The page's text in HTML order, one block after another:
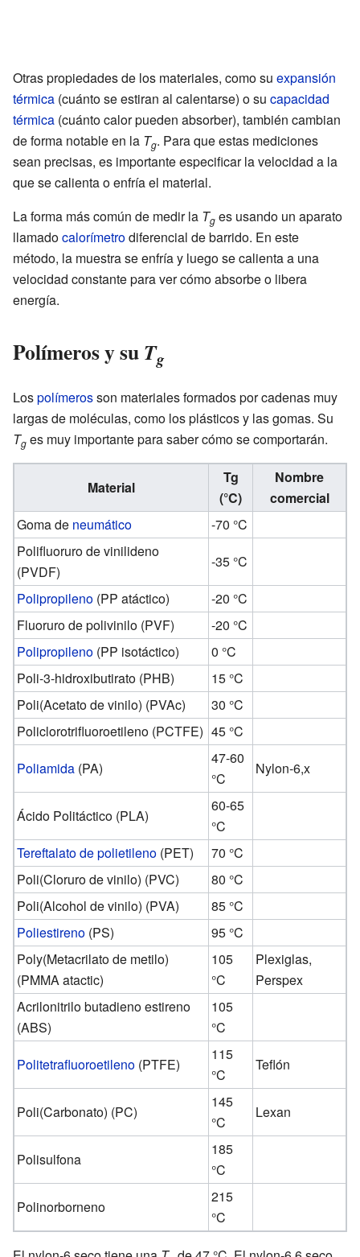
Otras propiedades de los materiales, como su expansión
térmica (cuánto se estiran al calentarse) o su capacidad
térmica (cuánto calor pueden absorber), también cambian
de forma notable en la Tg. Para que estas mediciones
sean precisas, es importante especificar la velocidad a la
que se calienta o enfría el material.
La forma más común de medir la Tg es usando un aparato
llamadocalorímetrodiferencial de barrido. En este
método, la muestra se enfría y luego se calienta a una
velocidad constante para ver cómo absorbe o libera
energía.
Polímeros y suTg
Lospolímerosson materiales formados por cadenas muy
largas de moléculas, como los plásticos y las gomas. Su
Tg es muy importante para saber cómo se comportarán.
Material
Tg
(°C)
Nombre
comercial
Goma de neumático
-70 °C
Polifluoruro de vinilideno
(PVDF)
-35 °C
Polipropileno (PP atáctico)
-20 °C
Fluoruro de polivinilo (PVF)
-20 °C
Polipropileno (PP isotáctico)
0 °C
Poli-3-hidroxibutirato (PHB)
15 °C
Poli(Acetato de vinilo) (PVAc)
30 °C
Policlorotrifluoroetileno (PCTFE) 45 °C
Poliamida (PA)
47-60
°C
Nylon-6,x
Ácido Politáctico (PLA)
60-65
°C
Tereftalato de polietileno (PET)
70 °C
Poli(Cloruro de vinilo) (PVC)
80 °C
Poli(Alcohol de vinilo) (PVA)
85 °C
Poliestireno (PS)
95 °C
Poly(Metacrilato de metilo)
(PMMA atactic)
105
°C
Plexiglas,
Perspex
Acrilonitrilo butadieno estireno
(ABS)
105
°C
Politetrafluoroetileno (PTFE)
115
°C
Teflón
Poli(Carbonato) (PC)
145
°C
Lexan
Polisulfona
185
°C
Polinorborneno
215
°C